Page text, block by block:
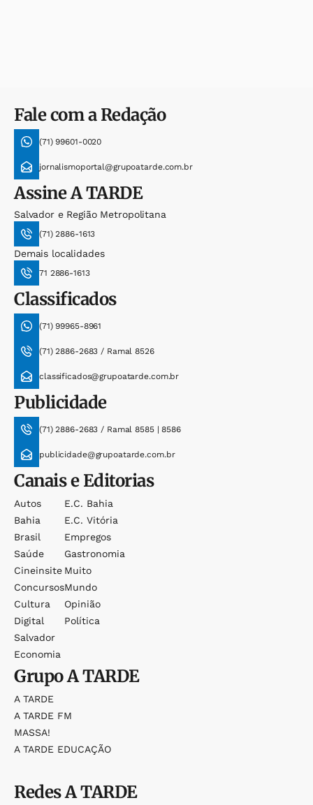
Fale com a Redação
(71) 99601-0020
jornalismoportal@grupoatarde.com.br
AssineA TARDE
Salvador e Região Metropolitana
(71) 2886-1613
Demais localidades
71 2886-1613
Classificados
(71) 99965-8961
(71) 2886-2683 / Ramal 8526
classificados@grupoatarde.com.br
Publicidade
(71) 2886-2683 / Ramal 8585 | 8586
publicidade@grupoatarde.com.br
Canais e Editorias
Autos
Bahia
Brasil
Saúde
Cineinsite
Concursos
Cultura
Digital
Salvador
Economia
E.c. Bahia
E.c. Vitória
Empregos
Gastronomia
Muito
Mundo
Opinião
Política
GrupoA TARDE
A TARDE
A TARDE FM
MASSA!
A TARDE EDUCAÇÃO
RedesA TARDE